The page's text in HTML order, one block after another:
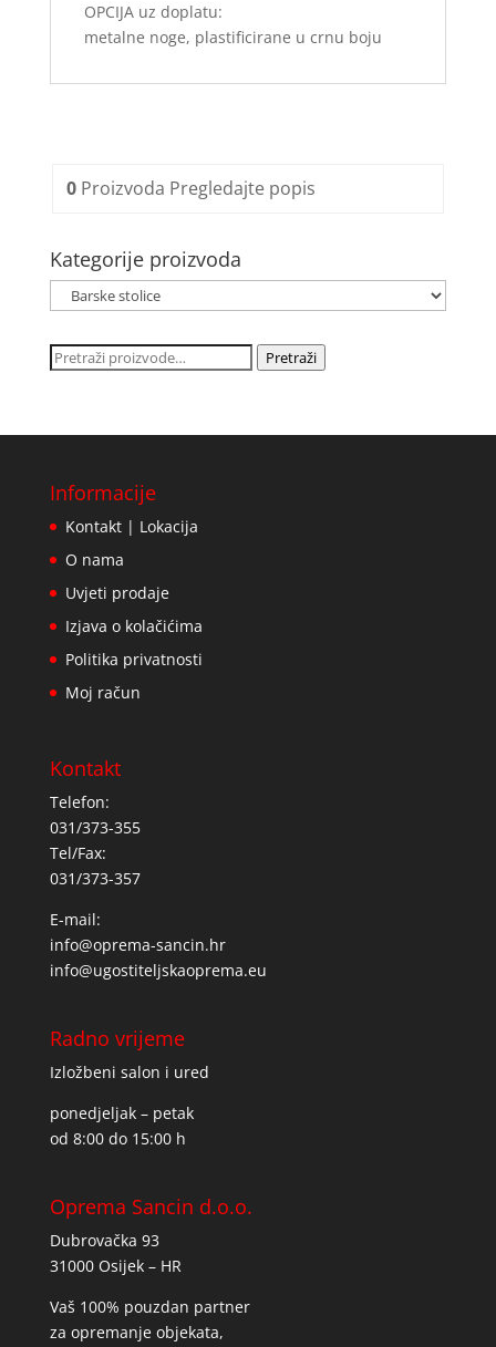
OPCIJA uz doplatu:
metalne noge, plastificirane u crnu boju
0Proizvoda Pregledajte popis
Kategorije proizvoda
Pretraži: Pretraži
Informacije
Kontakt | Lokacija
O nama
Uvjeti prodaje
Izjava o kolačićima
Politika privatnosti
Moj račun
Kontakt
Telefon:
031/373-355
Tel/Fax:
031/373-357
E-mail:
info@oprema-sancin.hr
info@ugostiteljskaoprema.eu
Radno vrijeme
Izložbeni salon i ured
ponedjeljak – petak
od 8:00 do 15:00 h
Oprema Sancin d.o.o.
Dubrovačka 93
31000 Osijek – HR
Vaš 100% pouzdan partner
za opremanje objekata,